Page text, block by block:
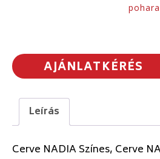
AJÁNLATKÉRÉS
Leírás
Cerve NADIA Színes, Cerve